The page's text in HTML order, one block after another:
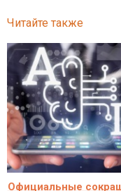
Читайте также
Официальные